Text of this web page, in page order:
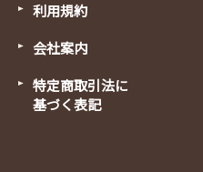
利用規約
会社案内
特定商取引法に
基づく表記